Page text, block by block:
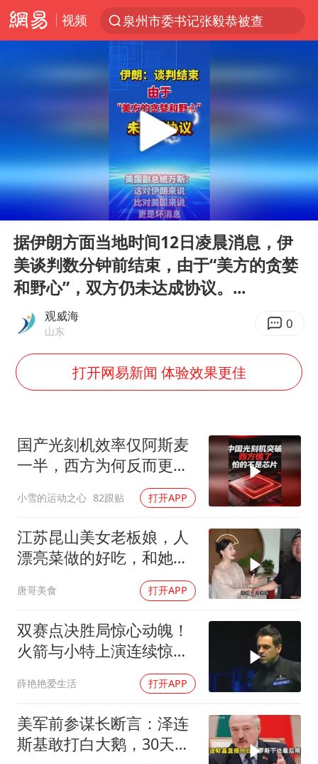
视频
泉州市委书记张毅恭被查
中国女篮70-67险胜尼日利亚女篮
上海：台风白海豚或将带来龙卷风
四川宜宾市高县4.9级地震致1人死亡
名创优品回应女子吐槽内裤质量差
台风白海豚已进入24小时警戒线
中巨芯：上半年归母净利润1405.77万元
秋天的第一杯奶茶到底有多火
38岁演员求职万岁山NPC成功
国乒男单横滨冠军赛全军覆没
胡彦斌获《歌手2026》歌王
胡彦斌韩磊 谁帮谁
东航：国内客票提前14天免费退改
夯实基础开新局
Play
00:00 00:05
据伊朗方面当地时间12日凌晨消息，伊
美谈判数分钟前结束，由于“美方的贪婪
和野心”，双方仍未达成协议。...
观威海
山东 0
打开网易新闻 体验效果更佳
国产光刻机效率仅阿斯麦
一半，西方为何反而更
小雪的运动之心 82跟贴 打开APP
江苏昆山美女老板娘，人
漂亮菜做的好吃，和她小
唐哥美食 打开APP
双赛点决胜局惊心动魄！
火箭与小特上演连续惊险
薛艳艳爱生活 打开APP
美军前参谋长断言：泽连
斯基敢打白大鹅，30天内